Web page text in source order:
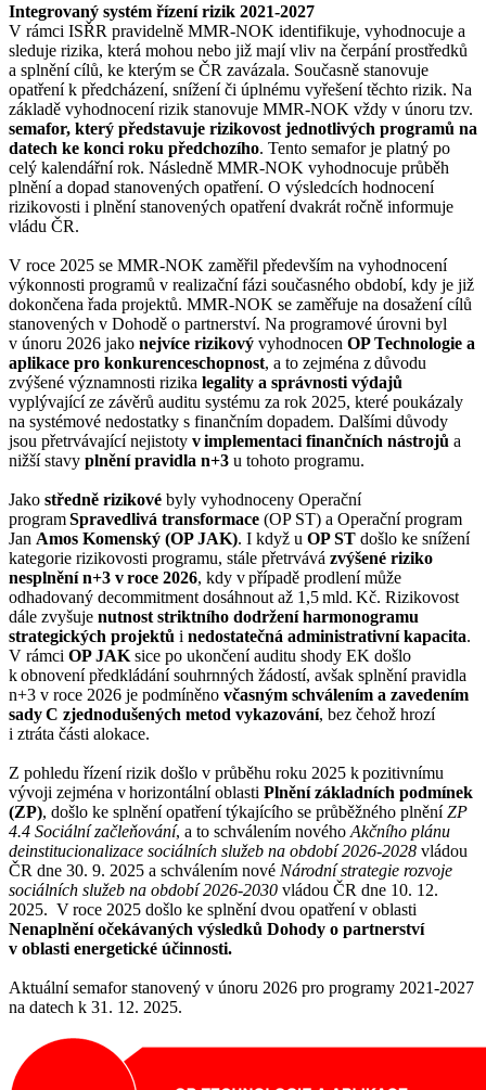
Integrovaný systém řízení rizik 2021-2027
V rámci ISŘR pravidelně MMR-NOK identifikuje, vyhodnocuje a
sleduje rizika, která mohou nebo již mají vliv na čerpání prostředků
a splnění cílů, ke kterým se ČR zavázala. Současně stanovuje
opatření k předcházení, snížení či úplnému vyřešení těchto rizik. Na
základě vyhodnocení rizik stanovuje MMR-NOK vždy v únoru tzv.
semafor, který představuje rizikovost jednotlivých programů na
datech ke konci roku předchozího. Tento semafor je platný po
celý kalendářní rok. Následně MMR-NOK vyhodnocuje průběh
plnění a dopad stanovených opatření. O výsledcích hodnocení
rizikovosti i plnění stanovených opatření dvakrát ročně informuje
vládu ČR.
V roce 2025 se MMR-NOK zaměřil především na vyhodnocení
výkonnosti programů v realizační fázi současného období, kdy je již
dokončena řada projektů. MMR-NOK se zaměřuje na dosažení cílů
stanovených v Dohodě o partnerství. Na programové úrovni byl
v únoru 2026 jako nejvíce rizikový vyhodnocen OP Technologie a
aplikace pro konkurenceschopnost, a to zejména z důvodu
zvýšené významnosti rizika legality a správnosti výdajů
vyplývající ze závěrů auditu systému za rok 2025, které poukázaly
na systémové nedostatky s finančním dopadem. Dalšími důvody
jsou přetrvávající nejistoty v implementaci finančních nástrojů a
nižší stavy plnění pravidla n+3 u tohoto programu.
Jako středně rizikové byly vyhodnoceny Operační
programSpravedlivá transformace (OP ST) a Operační program
Jan Amos Komenský (OP JAK). I když u OP ST došlo ke snížení
kategorie rizikovosti programu, stále přetrvává zvýšené riziko
nesplnění n+3 v roce 2026, kdy v případě prodlení může
odhadovaný decommitment dosáhnout až 1,5 mld. Kč. Rizikovost
dále zvyšuje nutnost striktního dodržení harmonogramu
strategických projektů i nedostatečná administrativní kapacita.
V rámci OP JAK sice po ukončení auditu shody EK došlo
k obnovení předkládání souhrnných žádostí, avšak splnění pravidla
n+3 v roce 2026 je podmíněno včasným schválením a zavedením
sady C zjednodušených metod vykazování, bez čehož hrozí
i ztráta části alokace.
Z pohledu řízení rizik došlo v průběhu roku 2025 k pozitivnímu
vývoji zejména v horizontální oblasti Plnění základních podmínek
(ZP), došlo ke splnění opatření týkajícího se průběžného plněníZP
4.4 Sociální začleňování, a to schválením nového Akčního plánu
deinstitucionalizace sociálních služeb na období 2026-2028 vládou
ČR dne 30. 9. 2025 a schválením nové Národní strategie rozvoje
sociálních služeb na období 2026-2030 vládou ČR dne 10. 12.
2025. V roce 2025 došlo ke splnění dvou opatření v oblasti
Nenaplnění očekávaných výsledků Dohody o partnerství
v oblasti energetické účinnosti.
Aktuální semafor stanovený v únoru 2026 pro programy 2021-2027
na datech k 31. 12. 2025.